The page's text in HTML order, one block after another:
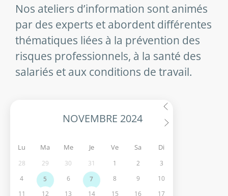
Nos ateliers d’information sont animés
par des experts et abordent différentes
thématiques liées à la prévention des
risques professionnels, à la santé des
salariés et aux conditions de travail.
Lu Ma Me Je Ve Sa Di
28 29 30 31 1 2
3
4
5 6 7 8 9
10
11
12 13 14 15 16
17